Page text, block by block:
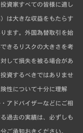
資家すべての皆様に適し
は大きな収益をもたらす
ます。外国為替取引を始
きるリスクの大きさを考
して損失を被る場合があ
資するべきではありませ
性について十分に理解
アドバイザーなどにご相
過去の実績は、必ずしも
ご承知おきください。